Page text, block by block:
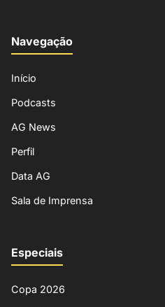
Navegação
Início
Podcasts
AG News
Perfil
Data AG
Sala de Imprensa
Especiais
Copa 2026